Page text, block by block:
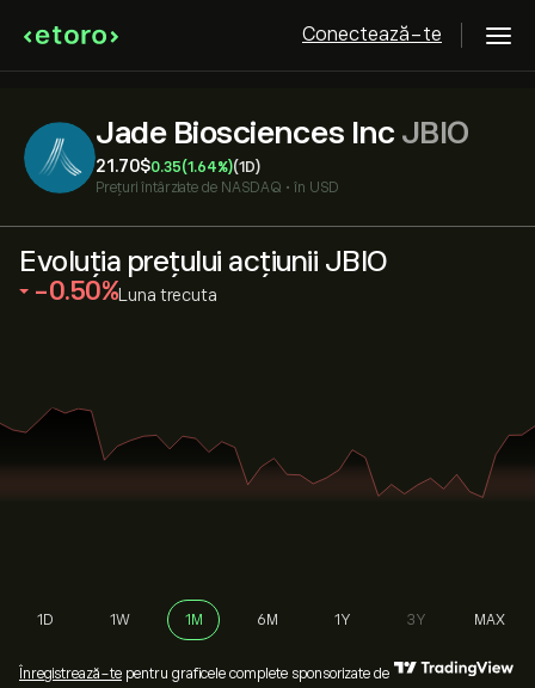
Conectează-te
Jade Biosciences Inc JBIO
21.70‎$‎0.35(1.64%)(1D)
Prețuri întârziate de NASDAQ • în USD
Evoluția prețului acțiunii JBIO
‎-0.50‎ Luna trecuta
1D 1W 1M 6M 1Y 3Y MAX
Înregistrează-te pentru graficele complete sponsorizate de